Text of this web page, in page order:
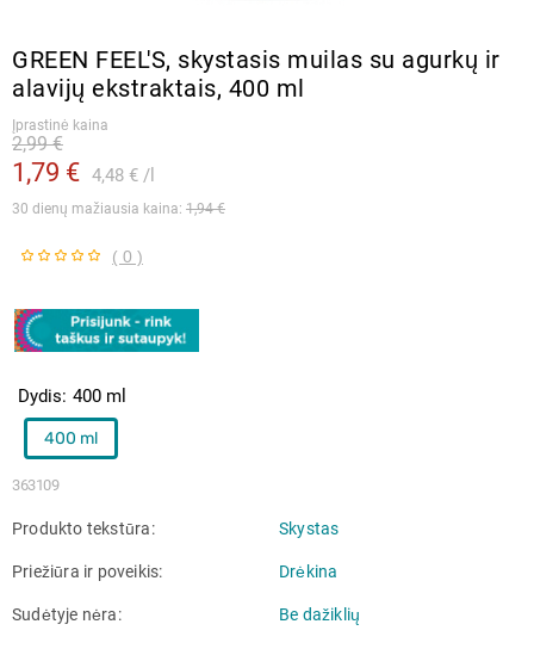
GREEN FEEL'S, skystasis muilas su agurkų ir
alavijų ekstraktais, 400 ml
Įprastinė kaina
1,79 € 4,48 €
2,99 €
30 dienų mažiausia kaina: 1,94 €
( 0 )
363109
Dydis 400 ml
400 ml
Produkto tekstūra Skystas
Priežiūra ir poveikis Drėkina
Sudėtyje nėra Be dažiklių